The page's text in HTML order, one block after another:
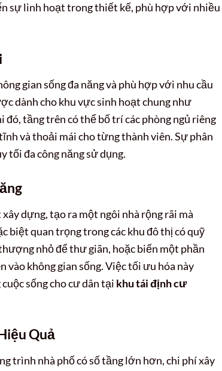
sự linh hoạt trong thiết kế, phù hợp với nhiều
gian sống đa năng và phù hợp với nhu cầu
dành cho khu vực sinh hoạt chung như
đó, tầng trên có thể bố trí các phòng ngủ riêng
và thoải mái cho từng thành viên. Sự phân
tối đa công năng sử dụng.
dựng, tạo ra một ngôi nhà rộng rãi mà
biệt quan trọng trong các khu đô thị có quỹ
nhỏ để thư giãn, hoặc biến một phần
không gian sống. Việc tối ưu hóa này
sống cho cư dân tại khu tái định cư
Quả
trình nhà phố có số tầng lớn hơn, chi phí xây